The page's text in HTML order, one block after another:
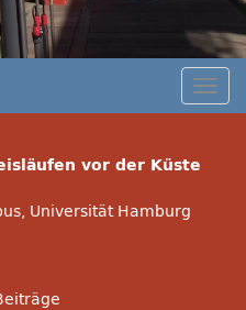
vor der Küste
Universität Hamburg